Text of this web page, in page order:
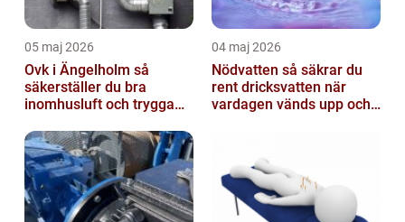
05 maj 2026
Ovk i Ängelholm så
säkerställer du bra
inomhusluft och trygga
04 maj 2026
Nödvatten så säkrar du
rent dricksvatten när
vardagen vänds upp och